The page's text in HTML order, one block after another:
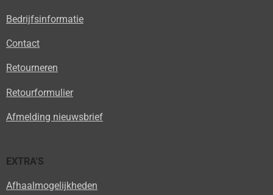
Bedrijfsinformatie
Contact
Retourneren
Retourformulier
Afmelding nieuwsbrief
EXTRA'S
Afhaalmogelijkheden